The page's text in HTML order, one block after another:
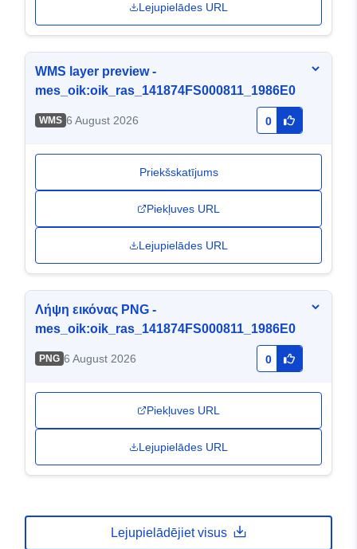
Lejupielādes URL
WMS layer preview -
mes_oik:oik_ras_141874FS000811_1986E0
WMS 6 August 2026 0
Priekšskatījums
Piekļuves URL
Lejupielādes URL
Λήψη εικόνας PNG -
mes_oik:oik_ras_141874FS000811_1986E0
PNG 6 August 2026 0
Piekļuves URL
Lejupielādes URL
Lejupielādējiet visus